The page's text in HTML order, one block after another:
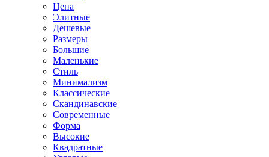
Цена
Элитные
Дешевые
Размеры
Большие
Маленькие
Стиль
Минимализм
Классические
Скандинавские
Современные
Форма
Высокие
Квадратные